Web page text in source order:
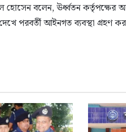
বলেন, ঊর্ধ্বতন কর্তৃপক্ষের
পরবর্তী আইনগত ব্যবস্থা গ্রহণ